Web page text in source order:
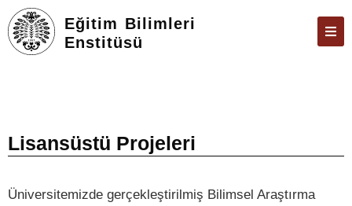
Eğitim Bilimleri
Enstitüsü
TEZ & SAVUNMA
Lisansüstü Projeleri
Üniversitemizde gerçekleştirilmiş Bilimsel Araştırma